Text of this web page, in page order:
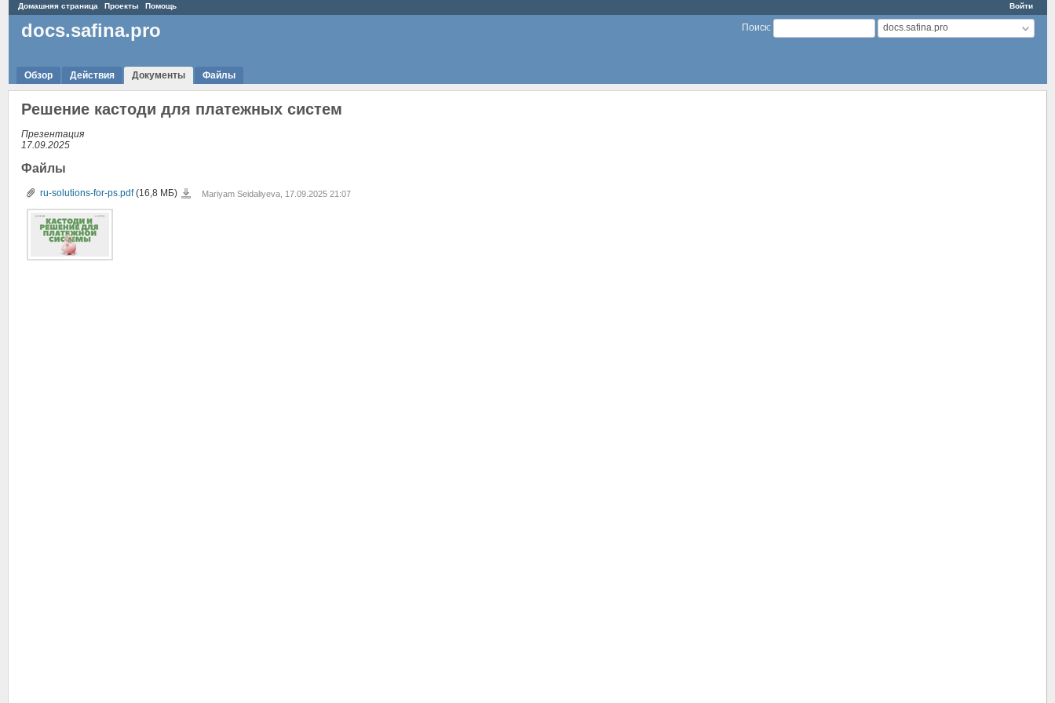
Войти
Домашняя страница Проекты Помощь
Поиск: docs.safina.pro
docs.safina.pro
Обзор Действия Документы Файлы
Решение кастоди для платежных систем
Презентация
17.09.2025
Файлы
ru-solutions-for-ps.pdf (16,8 МБ)
solutions-
Mariyam Seidaliyeva, 17.09.2025 21:07